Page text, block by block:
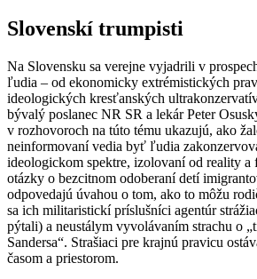
Slovenskí trumpisti
Na Slovensku sa verejne vyjadrili v
ľudia – od ekonomicky extrémistických
ideologických kresťanských
bývalý poslanec NR SR a lekár Peter
v rozhovoroch na túto tému ukazujú, ako
neinformovaní vedia byť ľudia
ideologickom spektre, izolovaní od reality a
otázky o bezcitnom odoberaní detí
odpovedajú úvahou o tom, ako to môžu
sa ich militaristickí príslušníci agentúr
pýtali) a neustálym vyvolávaním strachu o
Sandersa“. Strašiaci pre krajnú pravicu
časom a priestorom.